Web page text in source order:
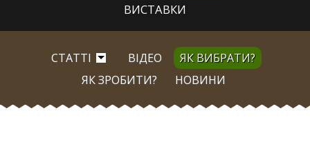
ВИСТАВКИ
СТАТТІ ВІДЕО
ЯК ВИБРАТИ?
ЯК ЗРОБИТИ?
НОВИНИ